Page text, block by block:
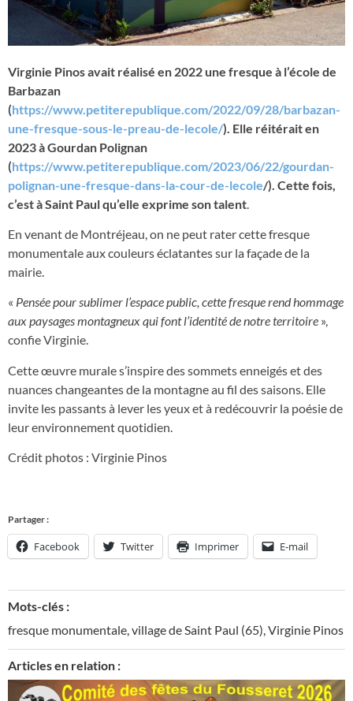
Virginie Pinos avait réalisé en 2022 une fresque à l’école de
Barbazan
(https://www.petiterepublique.com/2022/09/28/barbazan-
une-fresque-sous-le-preau-de-lecole/). Elle réitérait en
2023 à Gourdan Polignan
(https://www.petiterepublique.com/2023/06/22/gourdan-
polignan-une-fresque-dans-la-cour-de-lecole/). Cette fois,
c’est à Saint Paul qu’elle exprime son talent
En venant de Montréjeau, on ne peut rater cette fresque
monumentale aux couleurs éclatantes sur la façade de la
mairie.
« Pensée pour sublimer l’espace public, cette fresque rend hommage
aux paysages montagneux qui font l’identité de notre territoire »,
confie Virginie.
Cette œuvre murale s’inspire des sommets enneigés et des
nuances changeantes de la montagne au fil des saisons. Elle
invite les passants à lever les yeux et à redécouvrir la poésie de
leur environnement quotidien.
Crédit photos : Virginie Pinos
Partager :
Facebook Twitter Imprimer E-mail
Mots-clés :
fresque monumentale,village de Saint Paul (65),Virginie Pinos
Articles en relation :